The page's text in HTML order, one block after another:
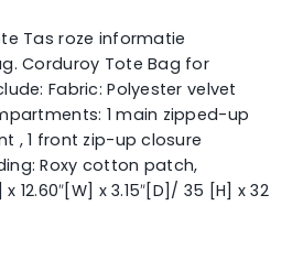
Tas roze informatie
Corduroy Tote Bag for
Fabric: Polyester velvet
1 main zipped-up
, 1 front zip-up closure
Roxy cotton patch,
12.60″[W] x 3.15″[D]/ 35 [H] x 32